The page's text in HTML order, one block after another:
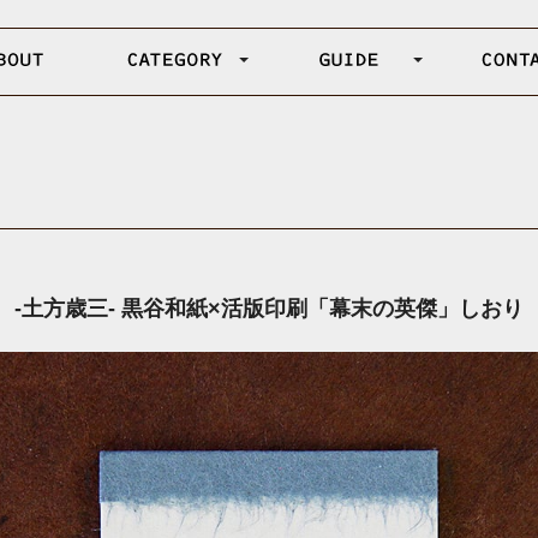
-土方歳三- 黒谷和紙×活版印刷「幕末の英傑」しおり